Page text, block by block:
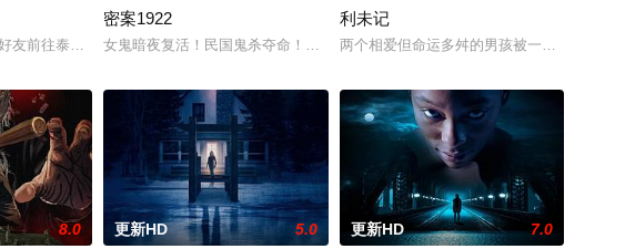
。然而萨迦的喜悦被一股令人发寒的疑惧笼罩——她对新生儿产生了不为人知的猜疑，
友前往泰国海岸，开启步入社会前的最后一场冒险，慕名报名了名为 “恶魔之口” 的偏远洞穴潜水
密案1922
女鬼暗夜复活！民国鬼杀夺命！白米埋尸噬魂杀，鬼刃穿腹斩灵杀，女鬼点名要
利未记
两个相爱但命运多舛的男孩被一个暴力的
8.0 更新HD 5.0 更新HD 7.0